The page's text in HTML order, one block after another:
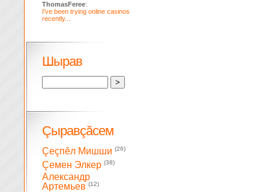
ThomasFeree:
I've been trying online casinos
recently...
Шырав
Çыравçăсем
Çеçпĕл Мишши (26)
Çемен Элкер (38)
Александр
Артемьев (12)